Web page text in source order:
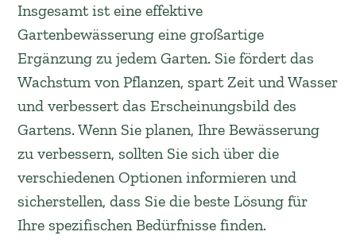
Insgesamt ist eine effektive
Gartenbewässerung eine großartige
Ergänzung zu jedem Garten. Sie fördert das
Wachstum von Pflanzen, spart Zeit und Wasser
und verbessert das Erscheinungsbild des
Gartens. Wenn Sie planen, Ihre Bewässerung
zu verbessern, sollten Sie sich über die
verschiedenen Optionen informieren und
sicherstellen, dass Sie die beste Lösung für
Ihre spezifischen Bedürfnisse finden.